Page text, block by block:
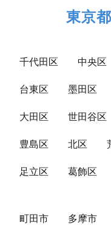
東京
千代田区 中央区
台東区 墨田区
大田区 世田谷区
豊島区 北区
足立区 葛飾区
町田市 多摩市